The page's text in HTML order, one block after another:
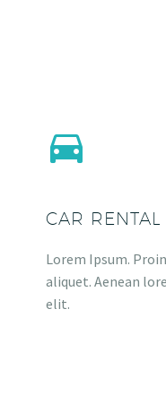


CAR RENTAL
Lorem Ipsum.
aliquet. Aenean
elit.